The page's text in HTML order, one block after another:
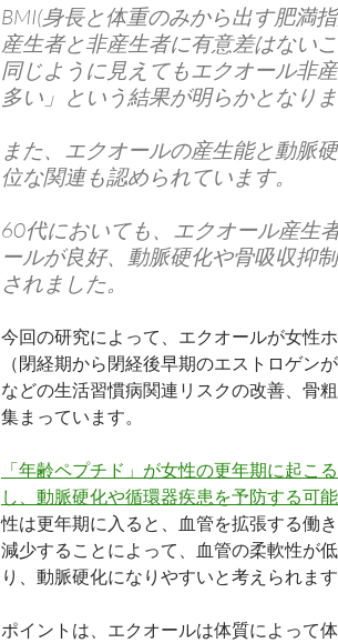
BMI(身長と体重のみから出す肥満
産生者と非産生者に有意差はない
同じように見えてもエクオール非
多い」という結果が明らかとなりま
また、エクオールの産生能と動脈
位な関連も認められています。
60代においても、エクオール産生
ールが良好、動脈硬化や骨吸収抑
されました。
今回の研究によって、エクオールが女性
（閉経期から閉経後早期のエストロゲン
などの生活習慣病関連リスクの改善、骨
集まっています。
「年齢ペプチド」が女性の更年期に起こ
し、動脈硬化や循環器疾患を予防する可
性は更年期に入ると、血管を拡張する働
減少することによって、血管の柔軟性が
り、動脈硬化になりやすいと考えられます
ポイントは、エクオールは体質によって